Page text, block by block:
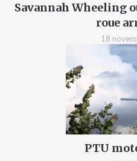
Savannah Wheeling
roue
18
PTU